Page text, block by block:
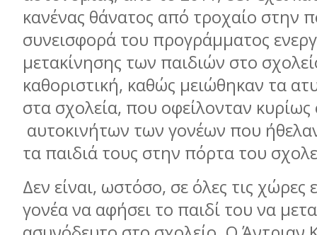
κανένας θάνατος από τροχαίο στην
συνεισφορά του προγράμματος
μετακίνησης των παιδιών στο
καθοριστική, καθώς μειώθηκαν τα
στα σχολεία, που οφείλονταν κυρίως
αυτοκινήτων των γονέων που
τα παιδιά τους στην πόρτα του
Δεν είναι, ωστόσο, σε όλες τις χώρες
γονέα να αφήσει το παιδί του να